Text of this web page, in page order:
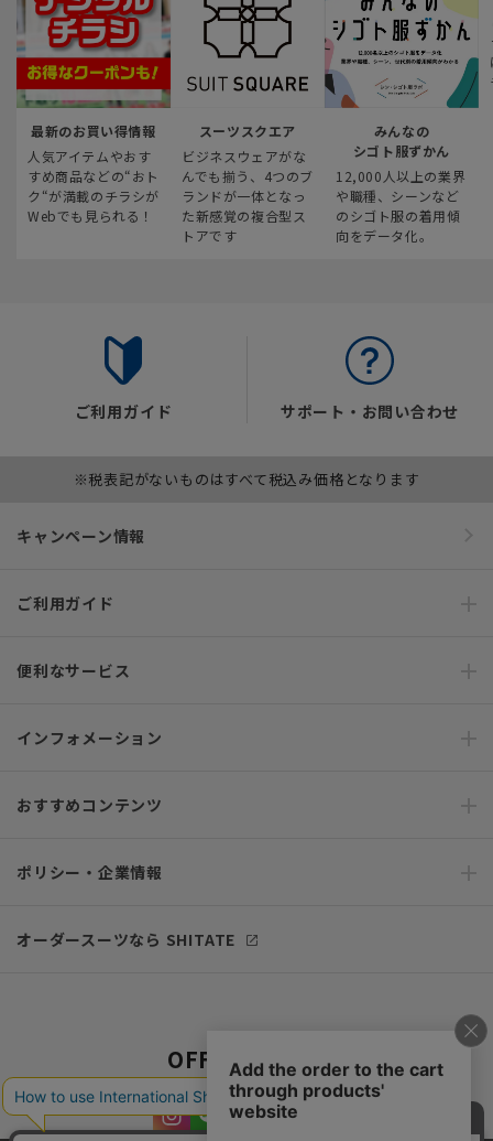
最新のお買い得情報
人気アイテムやおす
すめ商品などの“おト
ク“が満載のチラシが
Webでも見られる！
スーツスクエア
ビジネスウェアがな
んでも揃う、4つのブ
ランドが一体となっ
た新感覚の複合型ス
トアです
みんなの
シゴト服ずかん
12,000人以上の業界
や職種、シーンなど
のシゴト服の着用傾
向をデータ化。
ご利用ガイド サポート・お問い合わせ
※税表記がないものはすべて税込み価格となります
キャンペーン情報
ご利用ガイド
便利なサービス
インフォメーション
おすすめコンテンツ
ポリシー・企業情報
オーダースーツなら SHITATE
OFFICIAL SNS